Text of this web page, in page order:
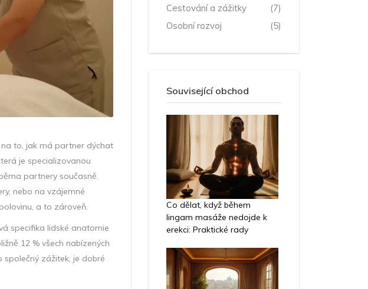
na to, jak má partner dýchat
je specializovanou
partnery současně.
nebo na vzájemné
a to zároveň.
specifika lidské anatomie
12 % všech nabízených
zážitek, je dobré
Cestování a zážitky
(7)
Osobní rozvoj
(5)
Související obchod
Co dělat, když během
lingam masáže nedojde k
erekci: Praktické rady